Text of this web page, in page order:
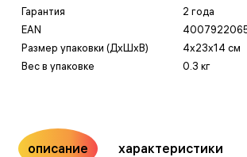
Гарантия
2 года
EAN
Размер упаковки (ДxШxВ)
4x23x14 см
Вес в упаковке
0.3 кг
описание характеристики